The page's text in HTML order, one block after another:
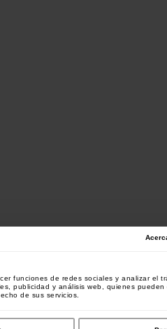
funciones de redes sociales y analizar el
publicidad y análisis web, quienes pueden
de sus servicios.